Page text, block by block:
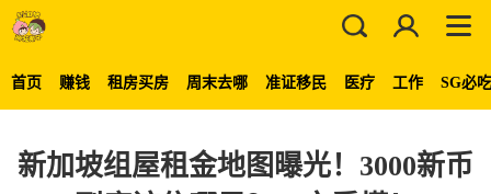
首页 赚钱 租房买房 周末去哪 准证移民 医疗 工作 SG必
新加坡组屋租金地图曝光！3000新币